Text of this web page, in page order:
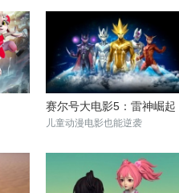
赛尔号大电影5：雷神崛起
儿童动漫电影也能逆袭